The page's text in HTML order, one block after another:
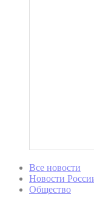
Все новости
Новости
Общество